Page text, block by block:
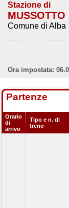
Stazione di
MUSSOTTO
Comune di Alba
Ora impostata:
Partenze
Orario
di
arrivo
Tipo e n. di
treno